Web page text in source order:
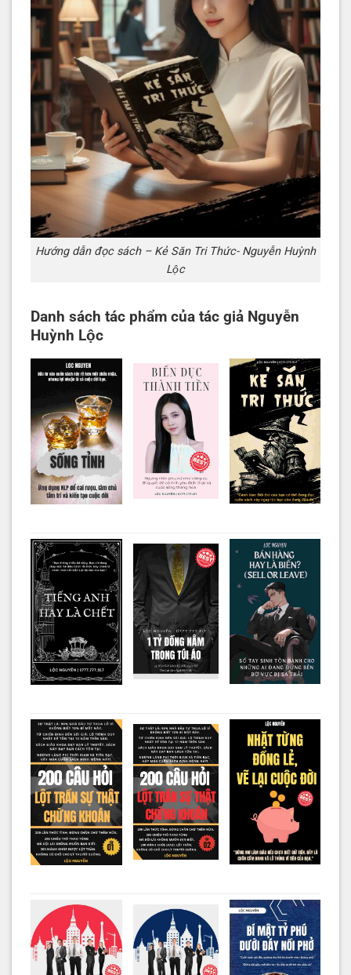
Hướng dẫn đọc sách – Kẻ Săn Tri Thức- Nguyễn Huỳnh
Lộc
Danh sách tác phẩm của tác giả Nguyễn
Huỳnh Lộc